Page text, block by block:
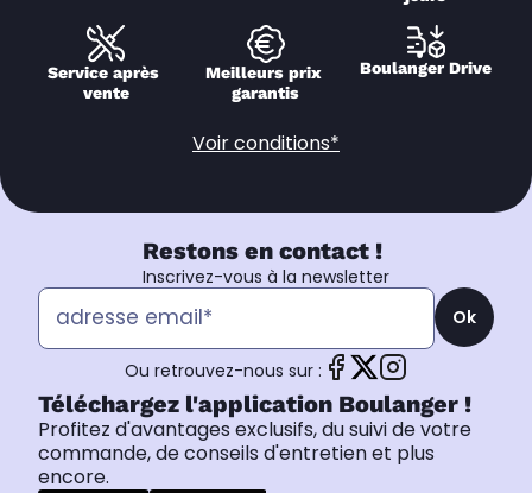
Service après
vente
Meilleurs prix
garantis
Boulanger Drive
Voir conditions*
Restons en contact !
Inscrivez-vous à la newsletter
Ok
Ou retrouvez-nous sur :
Téléchargez l'application Boulanger !
Profitez d'avantages exclusifs, du suivi de votre
commande, de conseils d'entretien et plus
encore.